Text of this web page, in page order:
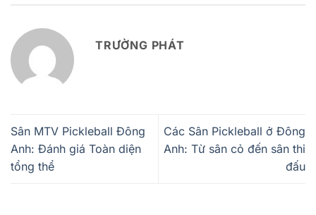
TRƯỜNG PHÁT
Sân MTV Pickleball Đông
Anh: Đánh giá Toàn diện
tổng thể
Các Sân Pickleball ở Đông
Anh: Từ sân cỏ đến sân thi
đấu